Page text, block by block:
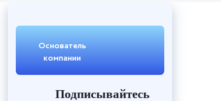
Основатель
компании
Подписывайтесь